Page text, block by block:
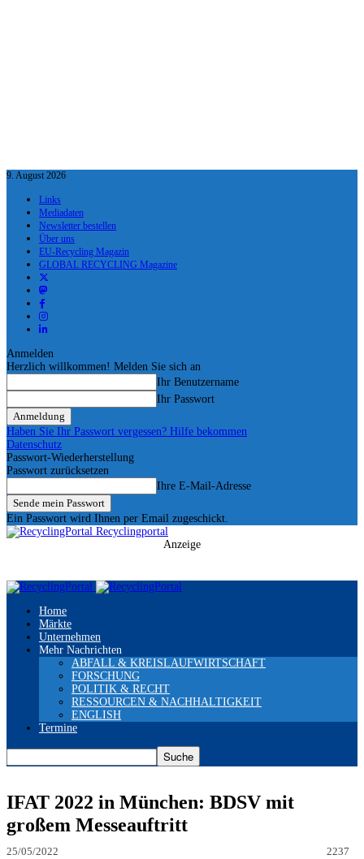
9. August 2026
Links
Mediadaten
Newsletter bestellen
Über uns
EU-Recycling Magazin
GLOBAL RECYCLING Magazine
Anmelden
Herzlich willkommen! Melden Sie sich an
Ihr Benutzername
Ihr Passwort
Haben Sie Ihr Passwort vergessen? Hilfe bekommen
Datenschutz
Passwort-Wiederherstellung
Passwort zurücksetzen
Ihre E-Mail-Adresse
Ein Passwort wird Ihnen per Email zugeschickt.
Recyclingportal
Anzeige
Home
Märkte
Unternehmen
Mehr Nachrichten
ABFALL & KREISLAUFWIRTSCHAFT
FORSCHUNG
POLITIK & RECHT
RESSOURCEN & NACHHALTIGKEIT
ENGLISH
Termine
IFAT 2022 in München: BDSV mit
großem Messeauftritt
25/05/2022 2237